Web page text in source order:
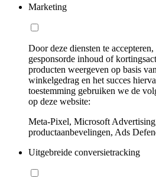
Marketing
Door deze diensten te
gesponsorde inhoud of
producten weergeven op basis
winkelgedrag en het succes
toestemming gebruiken we de
op deze website:
Meta-Pixel, Microsoft
productaanbevelingen, Ads
Uitgebreide conversietracking